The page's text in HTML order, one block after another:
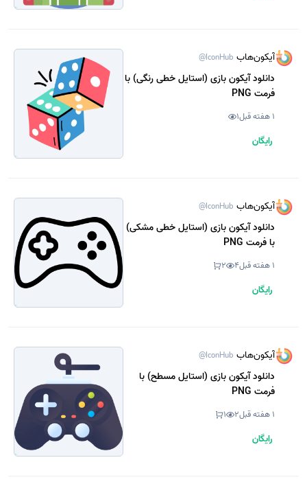
آیکون‌هاب @IconHub
دانلود آیکون بازی (استایل خطی رنگی) با
فرمت PNG
1 هفته قبل 1
رایگان
آیکون‌هاب @IconHub
دانلود آیکون بازی (استایل خطی مشکی)
با فرمت PNG
1 هفته قبل 4
2
رایگان
آیکون‌هاب @IconHub
دانلود آیکون بازی (استایل مسطح) با
فرمت PNG
1 هفته قبل 2
1
رایگان